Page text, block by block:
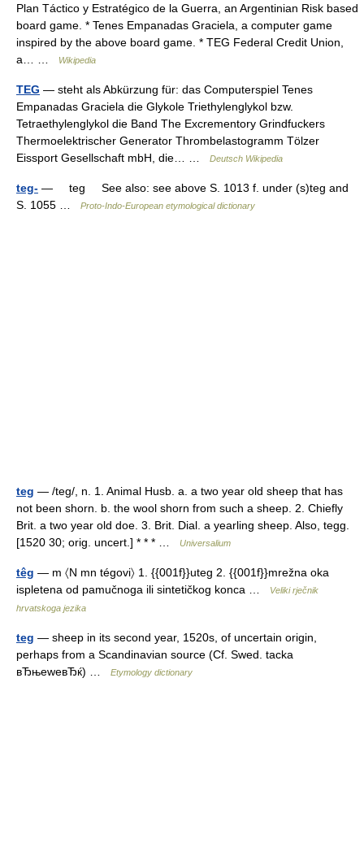
Plan Táctico y Estratégico de la Guerra, an Argentinian Risk based
board game. * Tenes Empanadas Graciela, a computer game
inspired by the above board game. * TEG Federal Credit Union,
a… …
Wikipedia
TEG — steht als Abkürzung für: das Computerspiel Tenes
Empanadas Graciela die Glykole Triethylenglykol bzw.
Tetraethylenglykol die Band The Excrementory Grindfuckers
Thermoelektrischer Generator Thrombelastogramm Tölzer
Eissport Gesellschaft mbH, die… …
Deutsch Wikipedia
teg- — teg See also: see above S. 1013 f. under (s)teg and
S. 1055 …
Proto-Indo-European etymological dictionary
teg — /teg/, n. 1. Animal Husb. a. a two year old sheep that has
not been shorn. b. the wool shorn from such a sheep. 2. Chiefly
Brit. a two year old doe. 3. Brit. Dial. a yearling sheep. Also, tegg.
[1520 30; orig. uncert.] * * * …
Universalium
têg — m 〈N mn tégovi〉 1. {{001f}}uteg 2. {{001f}}mrežna oka
ispletena od pamučnoga ili sintetičkog konca …
Veliki rječnik
hrvatskoga jezika
teg — sheep in its second year, 1520s, of uncertain origin,
perhaps from a Scandinavian source (Cf. Swed. tacka
вЂњeweвЂќ) …
Etymology dictionary